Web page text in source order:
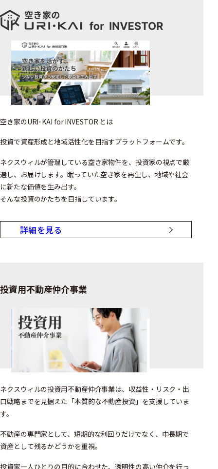
空き家のURI･KAI for INVESTOR とは
投資で資産形成と地域活性化を目指すプラットフォームです。
ネクスウィルが管理している空き家物件を、投資家の視点で厳
選し、お届けします。眠っていた空き家を再生し、地域や社会
に新たな価値を生み出す。
そんな投資のかたちを目指しています。
詳細を見る
投資用不動産仲介事業
ネクスウィルの投資用不動産仲介事業は、収益性・リスク・出
口戦略までを見据えた「本質的な不動産投資」を支援していま
す。
不動産の専門家として、短期的な利回りだけでなく、 中長期で
資産として残るかどうかを重視。
投資家一人ひとりの目的に合わせた、透明性の高い仲介を行っ